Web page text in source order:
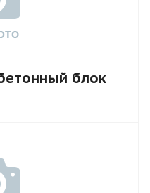
блок